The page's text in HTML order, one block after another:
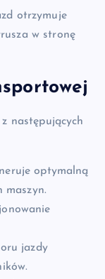
otrzymuje
w stronę
następujących
optymalną
maszyn.
jazdy